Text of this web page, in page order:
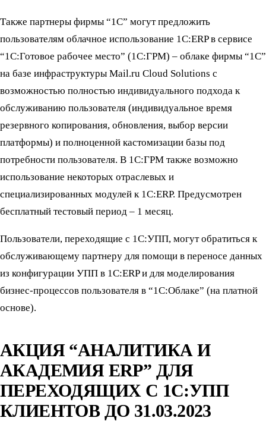
Также партнеры фирмы “1С” могут предложить
пользователям облачное использование 1С:ERP в сервисе
“1С:Готовое рабочее место” (1С:ГРМ) – облаке фирмы “1С”
на базе инфраструктуры Mail.ru Cloud Solutions с
возможностью полностью индивидуального подхода к
обслуживанию пользователя (индивидуальное время
резервного копирования, обновления, выбор версии
платформы) и полноценной кастомизации базы под
потребности пользователя. В 1С:ГРМ также возможно
использование некоторых отраслевых и
специализированных модулей к 1С:ERP. Предусмотрен
бесплатный тестовый период – 1 месяц.
Пользователи, переходящие с 1С:УПП, могут обратиться к
обслуживающему партнеру для помощи в переносе данных
из конфигурации УПП в 1С:ERP и для моделирования
бизнес-процессов пользователя в “1С:Облаке” (на платной
основе).
АКЦИЯ “АНАЛИТИКА И
АКАДЕМИЯ ERP” ДЛЯ
ПЕРЕХОДЯЩИХ С 1С:УПП
КЛИЕНТОВ ДО 31.03.2023